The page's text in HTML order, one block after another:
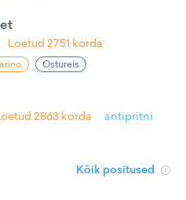
Loetud 2751 korda
Ostureis
2863 korda antipritni
Kõik positused